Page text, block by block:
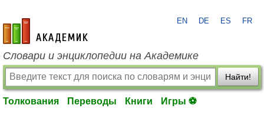
academic.ru
EN DE ES FR
Словари и энциклопедии на Академике
Найти!
Толкования Переводы Книги Игры ⚽